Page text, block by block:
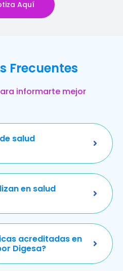
Aquí
Frecuentes
informarte mejor
salud
en salud
acreditadas en
Digesa?